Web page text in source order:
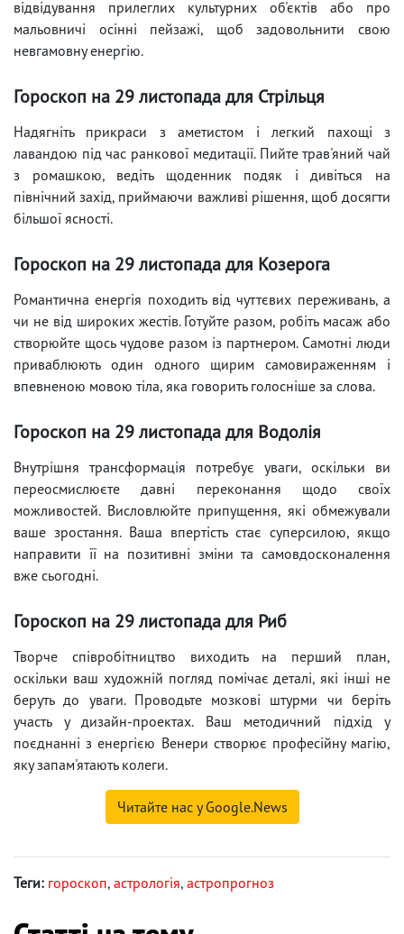
відвідування прилеглих культурних об'єктів або про
мальовничі осінні пейзажі, щоб задовольнити свою
невгамовну енергію.
Гороскоп на 29 листопада для Стрільця
Надягніть прикраси з аметистом і легкий пахощі з
лавандою під час ранкової медитації. Пийте трав'яний чай
з ромашкою, ведіть щоденник подяк і дивіться на
північний захід, приймаючи важливі рішення, щоб досягти
більшої ясності.
Гороскоп на 29 листопада для Козерога
Романтична енергія походить від чуттєвих переживань, а
чи не від широких жестів. Готуйте разом, робіть масаж або
створюйте щось чудове разом із партнером. Самотні люди
приваблюють один одного щирим самовираженням і
впевненою мовою тіла, яка говорить голосніше за слова.
Гороскоп на 29 листопада для Водолія
Внутрішня трансформація потребує уваги, оскільки ви
переосмислюєте давні переконання щодо своїх
можливостей. Висловлюйте припущення, які обмежували
ваше зростання. Ваша впертість стає суперсилою, якщо
направити її на позитивні зміни та самовдосконалення
вже сьогодні.
Гороскоп на 29 листопада для Риб
Творче співробітництво виходить на перший план,
оскільки ваш художній погляд помічає деталі, які інші не
беруть до уваги. Проводьте мозкові штурми чи беріть
участь у дизайн-проектах. Ваш методичний підхід у
поєднанні з енергією Венери створює професійну магію,
яку запам'ятають колеги.
Читайте нас у Google.News
Теги: гороскоп, астрологія, астропрогноз